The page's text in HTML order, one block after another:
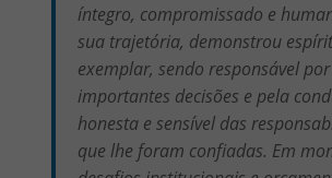
íntegro, compromissado e
sua trajetória, demonstrou
exemplar, sendo responsável por
importantes decisões e pela
honesta e sensível das
que lhe foram confiadas. Em